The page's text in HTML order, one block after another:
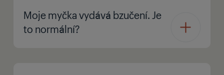
Moje myčka vydává bzučení. Je
to normální?